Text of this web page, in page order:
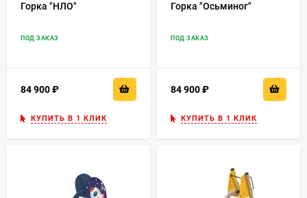
Горка "НЛО"
ПОД ЗАКАЗ
84 900
КУПИТЬ В 1 КЛИК
Горка "Осьминог"
ПОД ЗАКАЗ
84 900
КУПИТЬ В 1 КЛИК